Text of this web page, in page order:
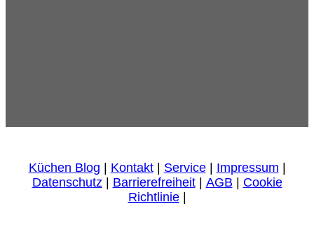
Küchen Blog Kontakt| Service| Impressum
Datenschutz| Barrierefreiheit| AGB
Cookie
Richtlinie|